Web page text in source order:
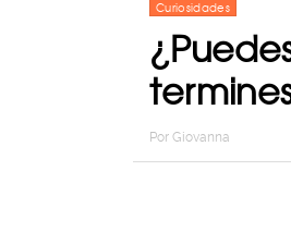
Curiosidades
Por Giovanna